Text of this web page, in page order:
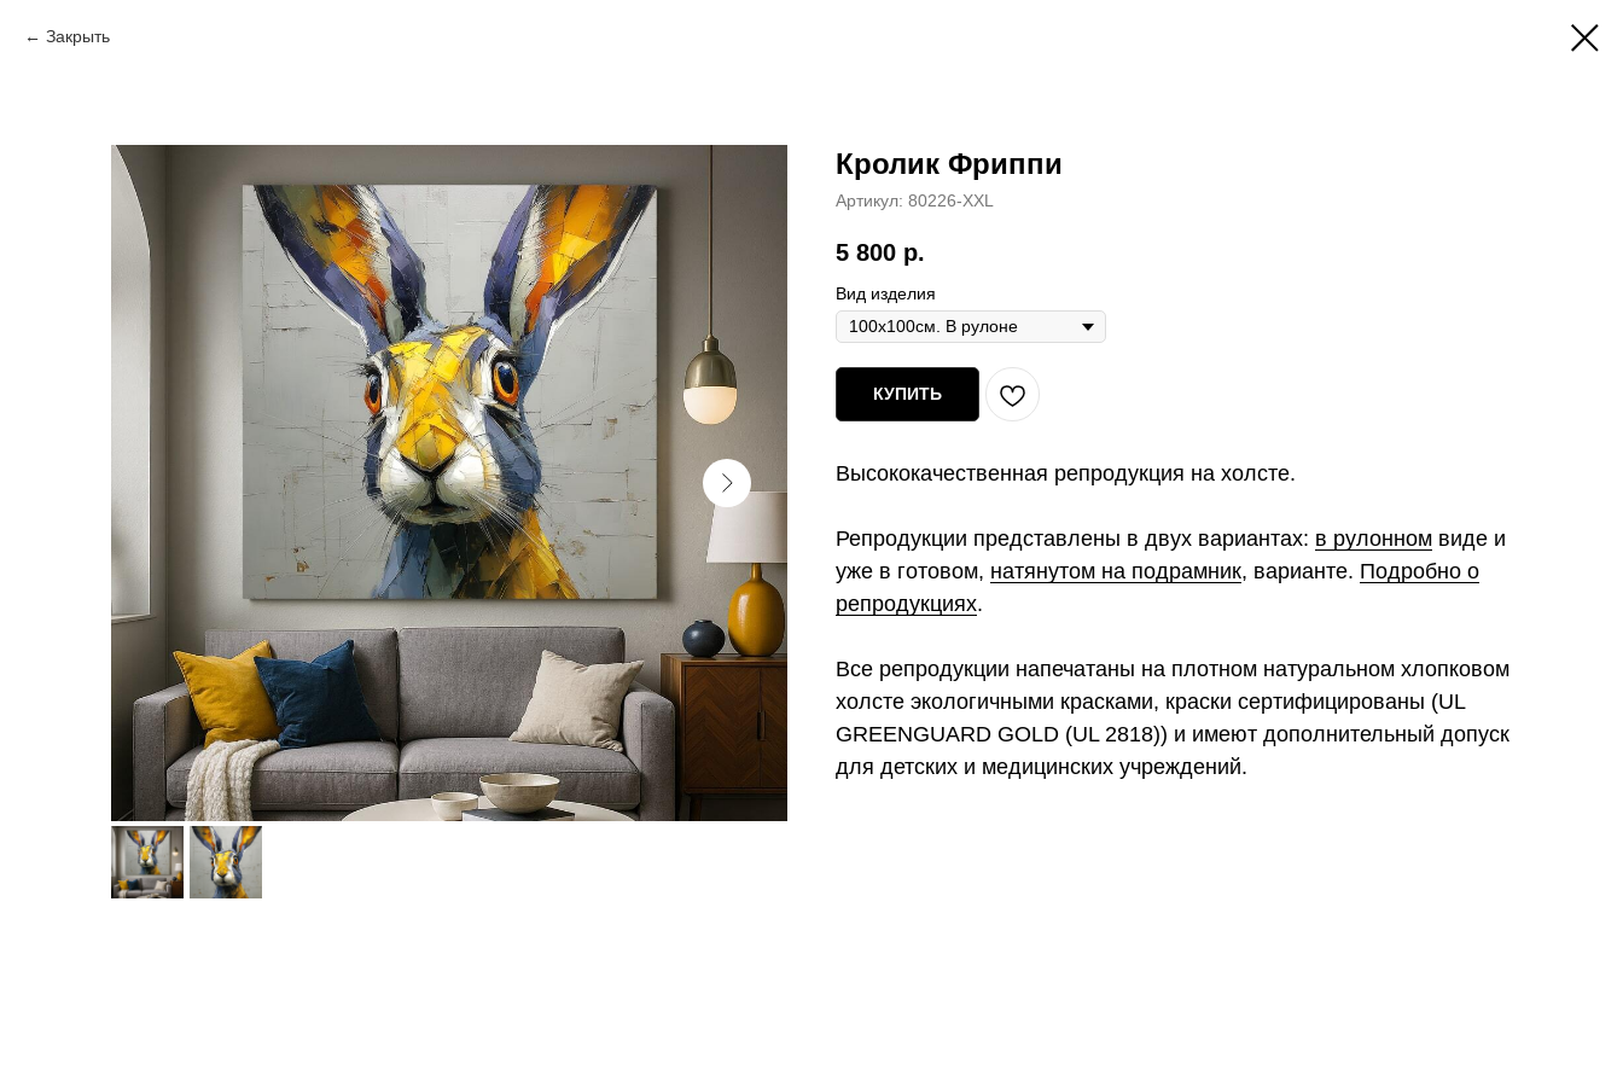
Закрыть
Кролик Фриппи
Артикул: 80226-XXL
5 800 р.
Вид изделия
КУПИТЬ
Высококачественная репродукция на холсте.
Репродукции представлены в двух вариантах: в рулонном виде и
уже в готовом, натянутом на подрамник, варианте. Подробно о
репродукциях.
Все репродукции напечатаны на плотном натуральном хлопковом
холсте экологичными красками, краски сертифицированы (UL
GREENGUARD GOLD (UL 2818)) и имеют дополнительный допуск
для детских и медицинских учреждений.